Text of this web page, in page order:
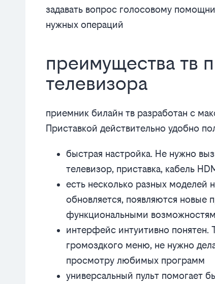
задавать вопрос голосовому
нужных операций
преимущества тв
телевизора
приемник билайн тв разработан с
Приставкой действительно удобно
быстрая настройка. Не нужно
телевизор, приставка, кабель
есть несколько разных моделей
обновляется, появляются
функциональными
интерфейс интуитивно понятен.
громоздкого меню, не нужно
просмотру любимых программ
универсальный пульт помогает